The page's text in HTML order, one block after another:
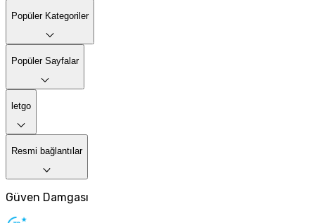
Popüler Kategoriler
Popüler Sayfalar
letgo
Resmi bağlantılar
Güven Damgası